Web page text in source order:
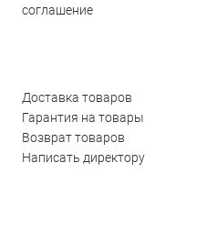
соглашение
Доставка товаров
Гарантия на товары
Возврат товаров
Написать директору